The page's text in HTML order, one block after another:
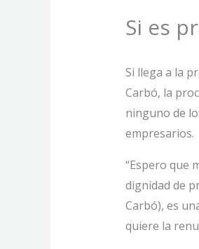
Si es
Si llega a la
Carbó, la
ninguno de
empresarios.
“Espero que
dignidad de
Carbó), es
quiere la